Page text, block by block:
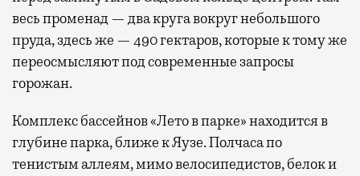
весь променад — два круга вокруг небольшого
пруда, здесь же — 490 гектаров, которые к тому же
переосмысляют под современные запросы
горожан.
Комплекс бассейнов «Лето в парке» находится в
глубине парка, ближе к Яузе. Полчаса по
тенистым аллеям, мимо велосипедистов, белок и